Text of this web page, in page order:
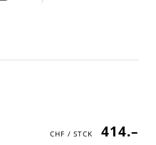
414.–